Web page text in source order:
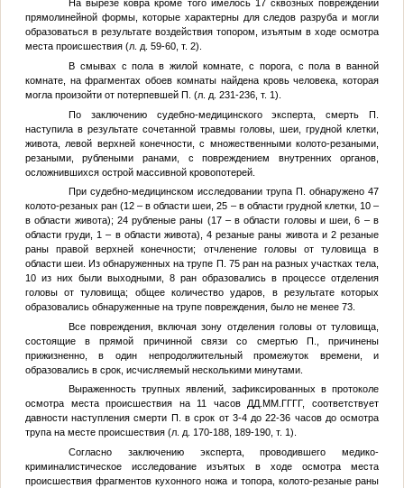
На вырезе ковра кроме того имелось 17 сквозных повреждений
прямолинейной формы, которые характерны для следов разруба и могли
образоваться в результате воздействия топором, изъятым в ходе осмотра
места происшествия (л. д. 59-60, т. 2).
В смывах с пола в жилой комнате, с порога, с пола в ванной
комнате, на фрагментах обоев комнаты найдена кровь человека, которая
могла произойти от потерпевшей П. (л. д. 231-236, т. 1).
По заключению судебно-медицинского эксперта, смертьП.
наступила в результате сочетанной травмы головы, шеи, грудной клетки,
живота, левой верхней конечности, с множественными колото-резаными,
резаными, рублеными ранами, с повреждением внутренних органов,
осложнившихся острой массивной кровопотерей.
При судебно-медицинском исследовании трупаП.
обнаружено 47
колото-резаных ран (12 – в области шеи, 25 – в области грудной клетки, 10 –
в области живота); 24 рубленые раны (17 – в области головы и шеи, 6 – в
области груди, 1 – в области живота), 4 резаные раны живота и 2 резаные
раны правой верхней конечности; отчленение головы от туловища в
области шеи. Из обнаруженных на трупе П. 75 ран на разных участках тела,
10 из них были выходными, 8 ран образовались в процессе отделения
головы от туловища; общее количество ударов, в результате которых
образовались обнаруженные на трупе повреждения, было не менее 73.
Все повреждения, включая зону отделения головы от туловища,
состоящие в прямой причинной связи со смертью П.
, причинены
прижизненно, в один непродолжительный промежуток времени, и
образовались в срок, исчисляемый несколькими минутами.
Выраженность трупных явлений, зафиксированных в протоколе
осмотра места происшествия на 11 часов ДД.ММ.ГГГГ, соответствует
давности наступления смерти П.
в срок от 3-4 до 22-36 часов до осмотра
трупа на месте происшествия (л. д. 170-188, 189-190, т. 1).
Согласно заключению эксперта, проводившего медико-
криминалистическое исследование изъятых в ходе осмотра места
происшествия фрагментов кухонного ножа и топора, колото-резаные раны